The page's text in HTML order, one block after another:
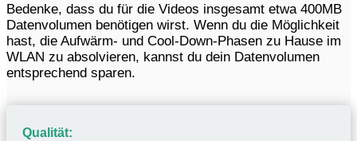
Bedenke, dass du für die Videos insge­samt etwa 400MB
Daten­vo­lu­men benö­ti­gen wirst. Wenn du die Möglich­keit
hast, die Aufwärm- und Cool-Down-Phasen zu Hause im
WLAN zu absol­vie­ren, kannst du dein Daten­vo­lu­men
entspre­chend sparen.
Quali­tät: